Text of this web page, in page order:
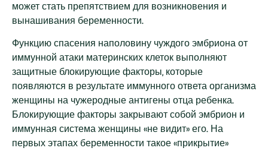
может стать препятствием для возникновения и
вынашивания беременности.
Функцию спасения наполовину чуждого эмбриона от
иммунной атаки материнских клеток выполняют
защитные блокирующие факторы, которые
появляются в результате иммунного ответа организма
женщины на чужеродные антигены отца ребенка.
Блокирующие факторы закрывают собой эмбрион и
иммунная система женщины «не видит» его. На
первых этапах беременности такое «прикрытие»